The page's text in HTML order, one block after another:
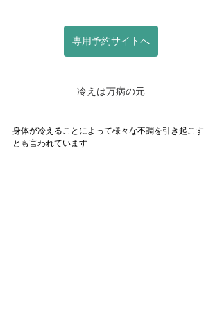
専用予約サイトへ
冷えは万病の元
身体が冷えることによって様々な不調を引き起こす
とも言われています